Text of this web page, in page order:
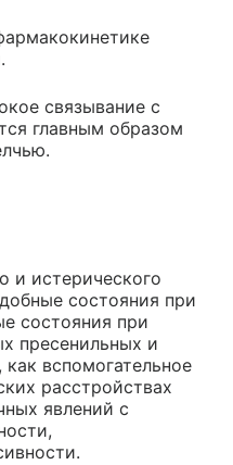
связывание с
главным образом
и истерического
состояния при
состояния при
пресенильных и
вспомогательное
расстройствах
явлений с